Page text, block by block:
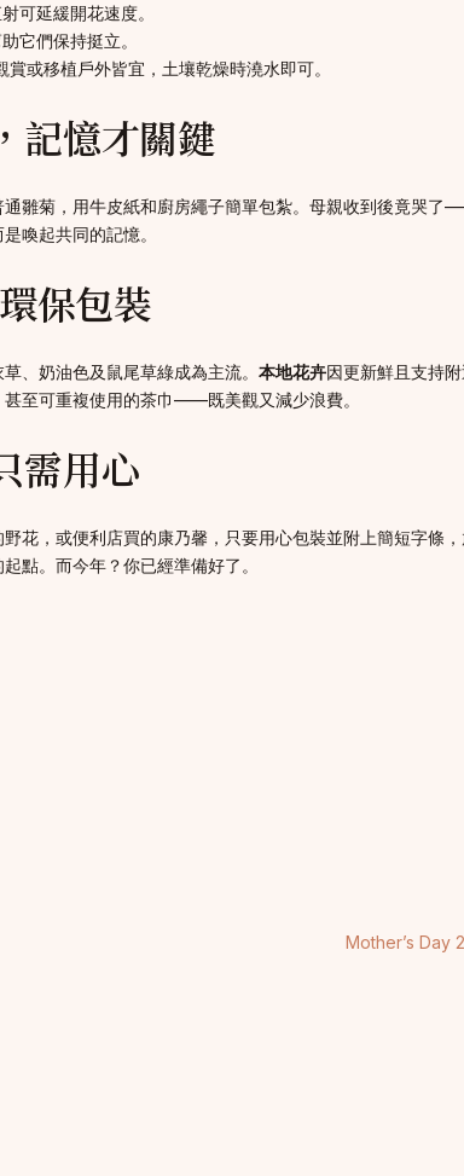
可延緩開花速度。
它們保持挺立。
或移植戶外皆宜，土壤乾燥時澆水即可。
記憶才關鍵
雛菊，用牛皮紙和廚房繩子簡單包紮。母親收到後竟哭
喚起共同的記憶。
保包裝
、奶油色及鼠尾草綠成為主流。 本地花卉因更新鮮且支持附
至可重複使用的茶巾——既美觀又減少浪費。
需用心
花，或便利店買的康乃馨，只要用心包裝並附上簡短字條
點。而今年？你已經準備好了。
Mother’s Day